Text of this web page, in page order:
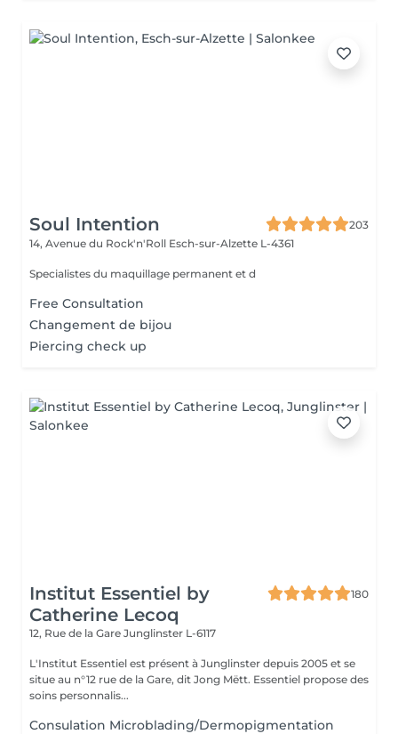
Soul Intention
203
14, Avenue du Rock'n'Roll Esch-sur-Alzette L-4361
Specialistes du maquillage permanent et d
Free Consultation
Changement de bijou
Piercing check up
Institut Essentiel by
Catherine Lecoq
180
12, Rue de la Gare Junglinster L-6117
L'Institut Essentiel est présent à Junglinster depuis 2005 et se
situe au n°12 rue de la Gare, dit Jong Mëtt. Essentiel propose des
soins personnalis...
Consulation Microblading/Dermopigmentation